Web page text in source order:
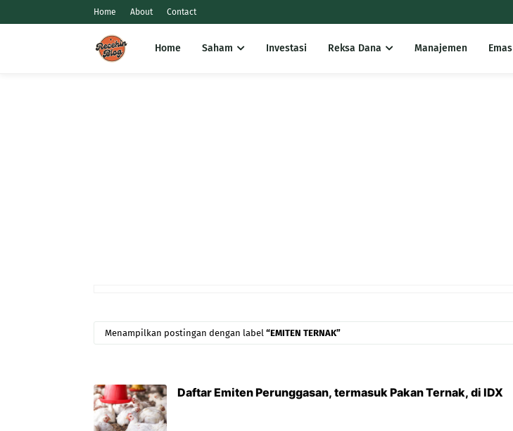
Home About Contact
Home Saham Investasi Reksa Dana Manajemen Emas
Menampilkan postingan dengan label EMITEN TERNAK
Daftar Emiten Perunggasan, termasuk Pakan Ternak, di IDX